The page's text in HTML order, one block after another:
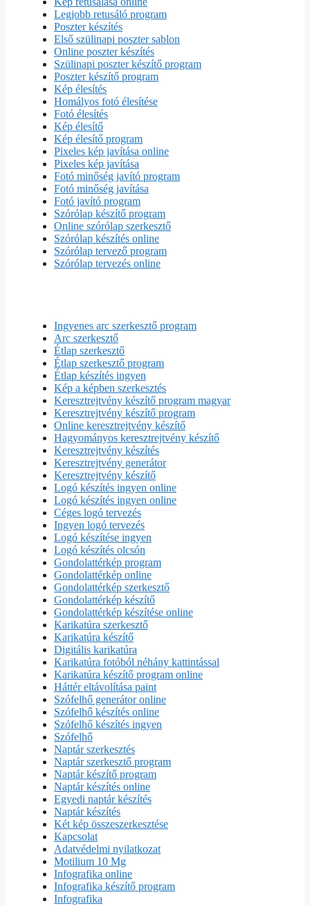
Legjobb retusáló program
Poszter készítés
Első szülinapi poszter sablon
Online poszter készítés
Szülinapi poszter készítő program
Poszter készítő program
Kép élesítés
Homályos fotó élesítése
Fotó élesítés
Kép élesítő
Kép élesítő program
Pixeles kép javítása online
Pixeles kép javítása
Fotó minőség javító program
Fotó minőség javítása
Fotó javító program
Szórólap készítő program
Online szórólap szerkesztő
Szórólap készítés online
Szórólap tervező program
Szórólap tervezés online
Ingyenes arc szerkesztő program
Arc szerkesztő
Étlap szerkesztő
Étlap szerkesztő program
Étlap készítés ingyen
Kép a képben szerkesztés
Keresztrejtvény készítő program magyar
Keresztrejtvény készítő program
Online keresztrejtvény készítő
Hagyományos keresztrejtvény készítő
Keresztrejtvény készítés
Keresztrejtvény generátor
Keresztrejtvény készítő
Logó készítés ingyen online
Logó készítés ingyen online
Céges logó tervezés
Ingyen logó tervezés
Logó készítése ingyen
Logó készítés olcsón
Gondolattérkép program
Gondolattérkép online
Gondolattérkép szerkesztő
Gondolattérkép készítő
Gondolattérkép készítése online
Karikatúra szerkesztő
Karikatúra készítő
Digitális karikatúra
Karikatúra fotóból néhány kattintással
Karikatúra készítő program online
Háttér eltávolítása paint
Szófelhő generátor online
Szófelhő készítés online
Szófelhő készítés ingyen
Szófelhő
Naptár szerkesztés
Naptár szerkesztő program
Naptár készítő program
Naptár készítés online
Egyedi naptár készítés
Naptár készítés
Két kép összeszerkesztése
Kapcsolat
Adatvédelmi nyilatkozat
Motilium 10 Mg
Infografika online
Infografika készítő program
Infografika